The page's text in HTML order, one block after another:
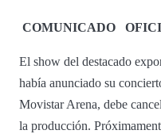
COMUNICADO
El show del destacado
había anunciado su
Movistar Arena, debe
la producción.